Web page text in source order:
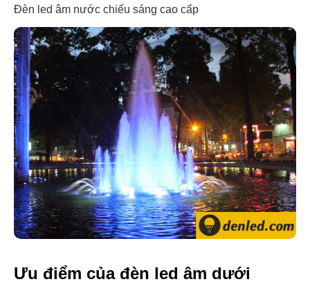
Đèn led âm nước chiếu sáng cao cấp
Ưu điểm của đèn led âm dưới